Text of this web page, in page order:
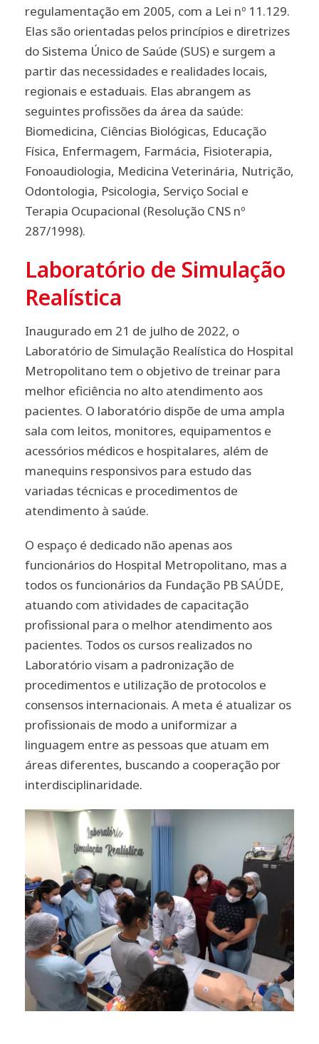
regulamentação em 2005, com a Lei nº 11.129.
Elas são orientadas pelos princípios e diretrizes
do Sistema Único de Saúde (SUS) e surgem a
partir das necessidades e realidades locais,
regionais e estaduais. Elas abrangem as
seguintes profissões da área da saúde:
Biomedicina, Ciências Biológicas, Educação
Física, Enfermagem, Farmácia, Fisioterapia,
Fonoaudiologia, Medicina Veterinária, Nutrição,
Odontologia, Psicologia, Serviço Social e
Terapia Ocupacional (Resolução CNS nº
287/1998).
Laboratório de Simulação
Realística
Inaugurado em 21 de julho de 2022, o
Laboratório de Simulação Realística do Hospital
Metropolitano tem o objetivo de treinar para
melhor eficiência no alto atendimento aos
pacientes. O laboratório dispõe de uma ampla
sala com leitos, monitores, equipamentos e
acessórios médicos e hospitalares, além de
manequins responsivos para estudo das
variadas técnicas e procedimentos de
atendimento à saúde.
O espaço é dedicado não apenas aos
funcionários do Hospital Metropolitano, mas a
todos os funcionários da Fundação PB SAÚDE,
atuando com atividades de capacitação
profissional para o melhor atendimento aos
pacientes. Todos os cursos realizados no
Laboratório visam a padronização de
procedimentos e utilização de protocolos e
consensos internacionais. A meta é atualizar os
profissionais de modo a uniformizar a
linguagem entre as pessoas que atuam em
áreas diferentes, buscando a cooperação por
interdisciplinaridade.